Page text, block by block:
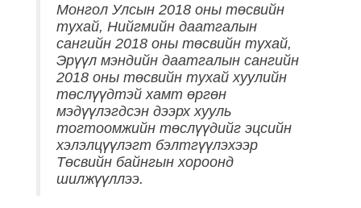
Монгол Улсын 2018 оны төсвийн
тухай, Нийгмийн даатгалын
сангийн 2018 оны төсвийн тухай,
Эрүүл мэндийн даатгалын сангийн
2018 оны төсвийн тухай хуулийн
төслүүдтэй хамт өргөн
мэдүүлэгдсэн дээрх хууль
тогтоомжийн төслүүдийг эцсийн
хэлэлцүүлэгт бэлтгүүлэхээр
Төсвийн байнгын хороонд
шилжүүллээ.